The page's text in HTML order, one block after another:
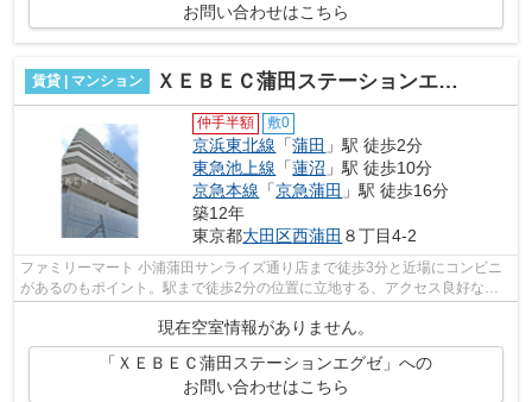
お問い合わせはこちら
賃貸 | マンション ＸＥＢＥＣ蒲田ステーションエグゼ
仲手半額 敷0
京浜東北線 「蒲田 」駅 徒歩2分
東急池上線 「蓮沼 」駅 徒歩10分
京急本線 「京急蒲田 」駅 徒歩16分
築12年
東京都大田区西蒲田 ８丁目4-2
ファミリーマート 小浦蒲田サンライズ通り店まで徒歩3分と近場にコンビニ
があるのもポイント。駅まで徒歩2分の位置に立地する、アクセス良好な物
現在空室情報がありません。
「ＸＥＢＥＣ蒲田ステーションエグゼ」への
お問い合わせはこちら